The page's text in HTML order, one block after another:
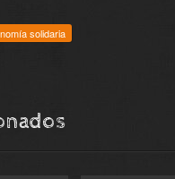
solidaria